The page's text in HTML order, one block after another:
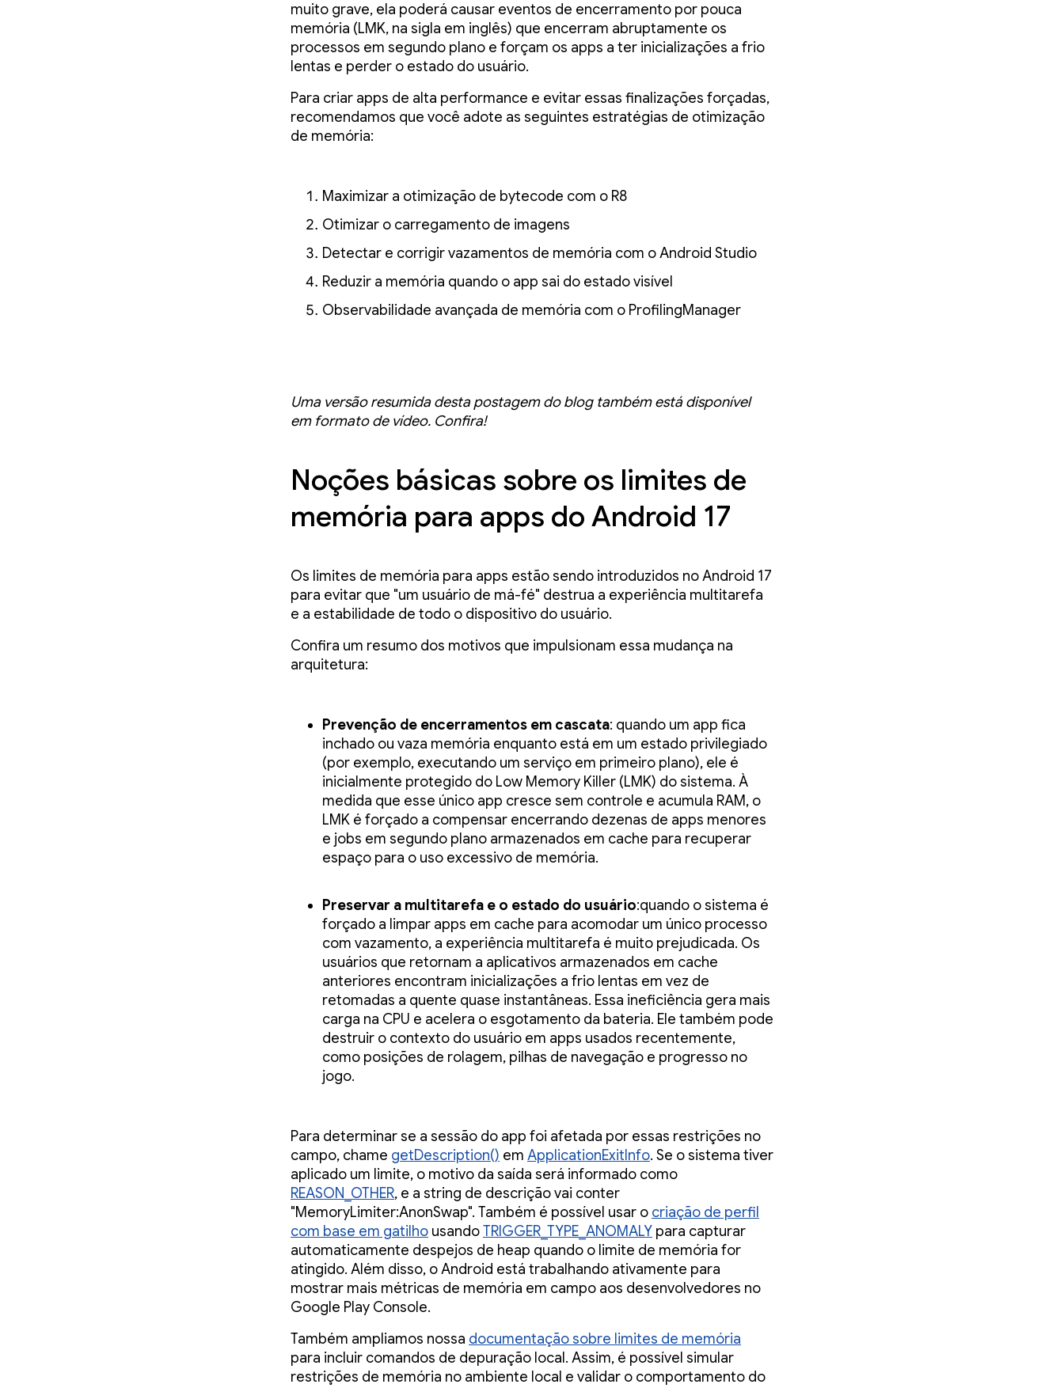
muito grave, ela poderá causar eventos de encerramento por pouca
memória (LMK, na sigla em inglês) que encerram abruptamente os
processos em segundo plano e forçam os apps a ter inicializações a frio
lentas e perder o estado do usuário.
Para criar apps de alta performance e evitar essas finalizações forçadas,
recomendamos que você adote as seguintes estratégias de otimização
de memória:
Maximizar a otimização de bytecode com o R8
Otimizar o carregamento de imagens
Detectar e corrigir vazamentos de memória com o Android Studio
Reduzir a memória quando o app sai do estado visível
Observabilidade avançada de memória com o ProfilingManager
Uma versão resumida desta postagem do blog também está disponível
em formato de vídeo. Confira!
Noções básicas sobre os limites de
memória para apps do Android 17
Os limites de memória para apps estão sendo introduzidos no Android 17
para evitar que "um usuário de má-fé" destrua a experiência multitarefa
e a estabilidade de todo o dispositivo do usuário.
Confira um resumo dos motivos que impulsionam essa mudança na
arquitetura:
Prevenção de encerramentos em cascata: quando um app fica
inchado ou vaza memória enquanto está em um estado privilegiado
(por exemplo, executando um serviço em primeiro plano), ele é
inicialmente protegido do Low Memory Killer (LMK) do sistema. À
medida que esse único app cresce sem controle e acumula RAM, o
LMK é forçado a compensar encerrando dezenas de apps menores
e jobs em segundo plano armazenados em cache para recuperar
espaço para o uso excessivo de memória.
Preservar a multitarefa e o estado do usuário:quando o sistema é
forçado a limpar apps em cache para acomodar um único processo
com vazamento, a experiência multitarefa é muito prejudicada. Os
usuários que retornam a aplicativos armazenados em cache
anteriores encontram inicializações a frio lentas em vez de
retomadas a quente quase instantâneas. Essa ineficiência gera mais
carga na CPU e acelera o esgotamento da bateria. Ele também pode
destruir o contexto do usuário em apps usados recentemente,
como posições de rolagem, pilhas de navegação e progresso no
jogo.
Para determinar se a sessão do app foi afetada por essas restrições no
campo, chame getDescription() em ApplicationExitInfo. Se o sistema tiver
aplicado um limite, o motivo da saída será informado como
REASON_OTHER, e a string de descrição vai conter
"MemoryLimiter:AnonSwap". Também é possível usar o criação de perfil
com base em gatilho usandoTRIGGER_TYPE_ANOMALY para capturar
automaticamente despejos de heap quando o limite de memória for
atingido. Além disso, o Android está trabalhando ativamente para
mostrar mais métricas de memória em campo aos desenvolvedores no
Google Play Console.
Também ampliamos nossa documentação sobre limites de memória
para incluir comandos de depuração local. Assim, é possível simular
restrições de memória no ambiente local e validar o comportamento do